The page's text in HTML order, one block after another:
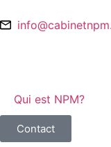
Qui est NPM?
Contact